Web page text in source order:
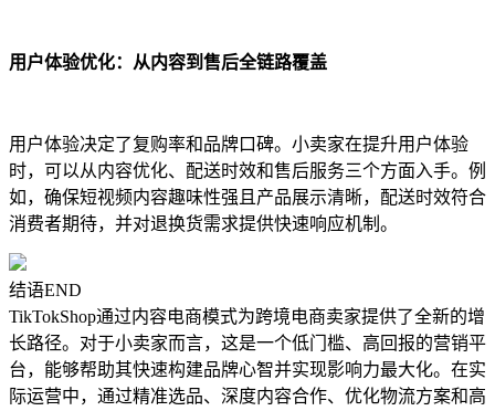
用户体验优化：从内容到售后全链路覆盖
用户体验决定了复购率和品牌口碑。小卖家在提升用户体验
时，可以从内容优化、配送时效和售后服务三个方面入手。例
如，确保短视频内容趣味性强且产品展示清晰，配送时效符合
消费者期待，并对退换货需求提供快速响应机制。
结语END
TikTokShop通过内容电商模式为跨境电商卖家提供了全新的增
长路径。对于小卖家而言，这是一个低门槛、高回报的营销平
台，能够帮助其快速构建品牌心智并实现影响力最大化。在实
际运营中，通过精准选品、深度内容合作、优化物流方案和高